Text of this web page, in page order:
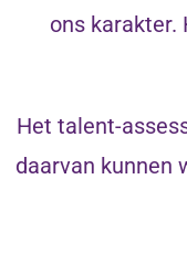
ons karakter.
Het talent-
daarvan kunnen